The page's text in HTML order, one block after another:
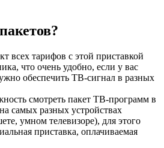
всех тарифов с этой приставкой
что очень удобно, если у вас
обеспечить ТВ-сигнал в разных
смотреть пакет ТВ-программ в
самых разных устройствах
умном телевизоре), для этого
приставка, оплачиваемая